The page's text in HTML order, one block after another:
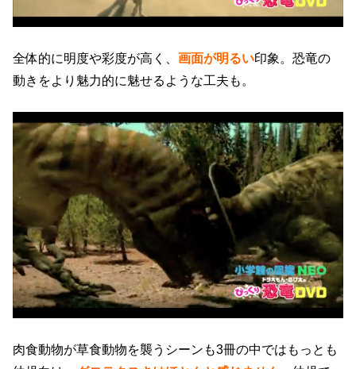
全体的に明度や彩度が高く、画面が明るい印象。恐竜の
動きをより魅力的に魅せるような工夫も。
肉食動物が草食動物を襲うシーンも3冊の中ではもっとも